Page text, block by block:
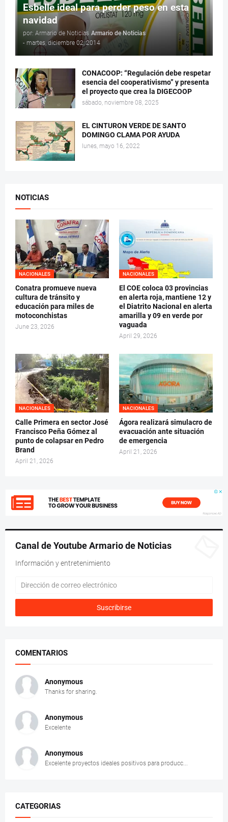
Esbelle ideal para perder peso en esta
navidad
por: Armario de Noticias Armario de Noticias
- martes, diciembre 02, 2014
CONACOOP: “Regulación debe respetar
esencia del cooperativismo” y presenta
el proyecto que crea la DIGECOOP
sábado, noviembre 08, 2025
EL CINTURON VERDE DE SANTO
DOMINGO CLAMA POR AYUDA
lunes, mayo 16, 2022
NOTICIAS
NACIONALES
Conatra promueve nueva
cultura de tránsito y
educación para miles de
motoconchistas
June 23, 2026
NACIONALES
El COE coloca 03 provincias
en alerta roja, mantiene 12 y
el Diatrito Nacional en alerta
amarilla y 09 en verde por
vaguada
April 29, 2026
NACIONALES
Calle Primera en sector José
Francisco Peña Gómez al
punto de colapsar en Pedro
Brand
April 21, 2026
NACIONALES
Ágora realizará simulacro de
evacuación ante situación
de emergencia
April 21, 2026
Canal de Youtube Armario de Noticias
Información y entretenimiento
COMENTARIOS
Anonymous
Thanks for sharing.
Anonymous
Excelente
Anonymous
Excelente proyectos ideales positivos para producc...
CATEGORIAS